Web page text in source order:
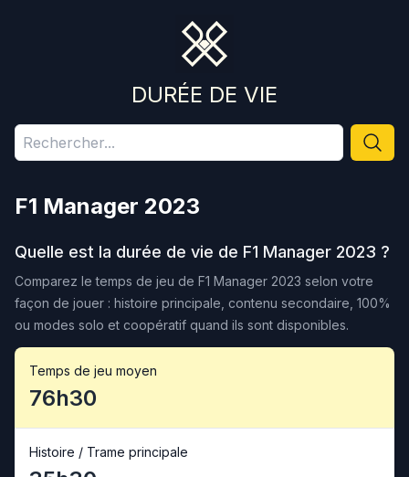
DURÉE DE VIE
F1 Manager 2023
Quelle est la durée de vie de F1 Manager 2023 ?
Comparez le temps de jeu de F1 Manager 2023 selon votre
façon de jouer : histoire principale, contenu secondaire, 100%
ou modes solo et coopératif quand ils sont disponibles.
Temps de jeu moyen
76h30
Histoire / Trame principale